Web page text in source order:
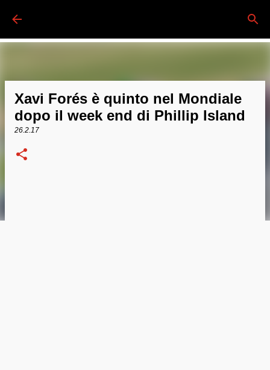
Xavi Forés è quinto nel Mondiale
dopo il week end di Phillip Island
26.2.17